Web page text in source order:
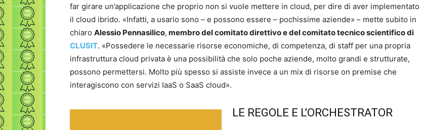
far girare un’applicazione che proprio non si vuole mettere in cloud, per dire di aver implementato
il cloud ibrido. «Infatti, a usarlo sono – e possono essere – pochissime aziende» – mette subito in
chiaro Alessio Pennasilico, membro del comitato direttivo e del comitato tecnico scientifico di
CLUSIT. «Possedere le necessarie risorse economiche, di competenza, di staff per una propria
infrastruttura cloud privata è una possibilità che solo poche aziende, molto grandi e strutturate,
possono permettersi. Molto più spesso si assiste invece a un mix di risorse on premise che
interagiscono con servizi IaaS o SaaS cloud».
LE REGOLE E L’ORCHESTRATOR